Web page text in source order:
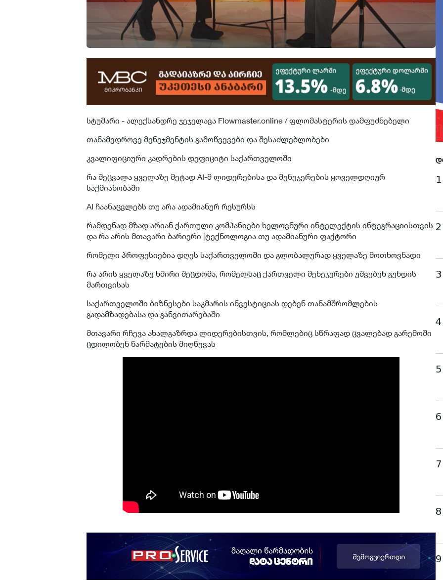
სტუმარი - ალექსანდრე ჯეჯელავა Flowmaster.online / ფლომასტერის დამფუძნებელი
თანამედროვე მენეჯმენტის გამოწვევები და შესაძლებლობები
კვალიფიციური კადრების დეფიციტი საქართველოში
რა შეცვალა ყველაზე მეტად AI-მ ლიდერებისა და მენეჯერების ყოველდღიურ
საქმიანობაში
AI ჩაანაცვლებს თუ არა ადამიანურ რესურსს
რამდენად მზად არიან ქართული კომპანიები ხელოვნური ინტელექტის ინტეგრაციისთვის
და რა არის მთავარი ბარიერი |ტექნოლოგია თუ ადამიანური ფაქტორი
⁠რომელი პროფესიებია დღეს საქართველოში და გლობალურად ყველაზე მოთხოვნადი
რა არის ყველაზე ხშირი შეცდომა, რომელსაც ქართველი მენეჯერები უშვებენ გუნდის
მართვისას
საქართველოში ბიზნესები საკმარის ინვესტიციას დებენ თანამშრომლების
გადამზადებასა და განვითარებაში
მთავარი რჩევა ახალგაზრდა ლიდერებისთვის, რომლებიც სწრაფად ცვალებად გარემოში
ცდილობენ წარმატების მიღწევას
1
2
3
4
5
6
7
8
9